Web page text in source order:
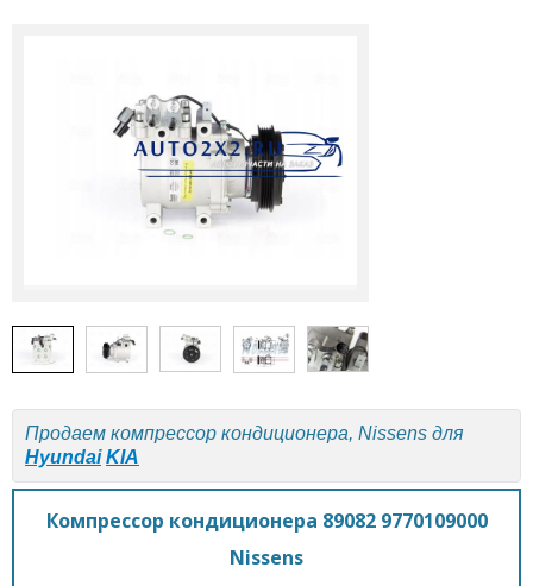
Продаем компрессор кондиционера, Nissens для
Hyundai KIA
Компрессор кондиционера 89082 9770109000
Nissens